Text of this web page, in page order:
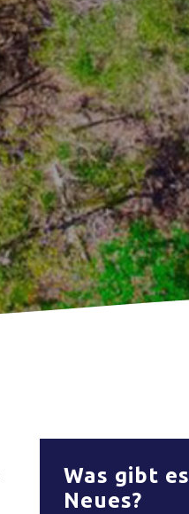
Was gibt es
Neues?